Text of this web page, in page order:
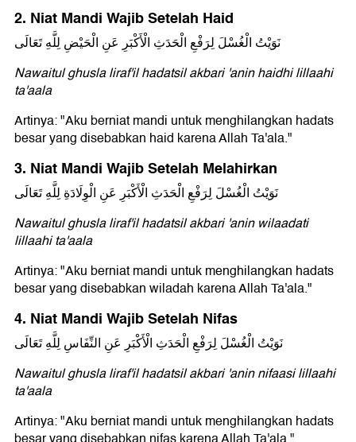
2. Niat Mandi Wajib Setelah Haid
نَوَيْتُ الْغُسْلَ لِرَفْعِ الْحَدَثِ الْأَكْبَرِ عَنِ الْحَيْضِ لِلَّهِ تَعَالَى
Nawaitul ghusla liraf'il hadatsil akbari 'anin haidhi lillaahi
ta'aala
Artinya: "Aku berniat mandi untuk menghilangkan hadats
besar yang disebabkan haid karena Allah Ta'ala."
3. Niat Mandi Wajib Setelah Melahirkan
نَوَيْتُ الْغُسْلَ لِرَفْعِ الْحَدَثِ الْأَكْبَرِ عَنِ الْوِلَادَةِ لِلَّهِ تَعَالَى
Nawaitul ghusla liraf'il hadatsil akbari 'anin wilaadati
lillaahi ta'aala
Artinya: "Aku berniat mandi untuk menghilangkan hadats
besar yang disebabkan wiladah karena Allah Ta'ala."
4. Niat Mandi Wajib Setelah Nifas
نَوَيْتُ الْغُسْلَ لِرَفْعِ الْحَدَثِ الْأَكْبَرِ عَنِ النِّفَاسِ لِلَّهِ تَعَالَى
Nawaitul ghusla liraf'il hadatsil akbari 'anin nifaasi lillaahi
ta'aala
Artinya: "Aku berniat mandi untuk menghilangkan hadats